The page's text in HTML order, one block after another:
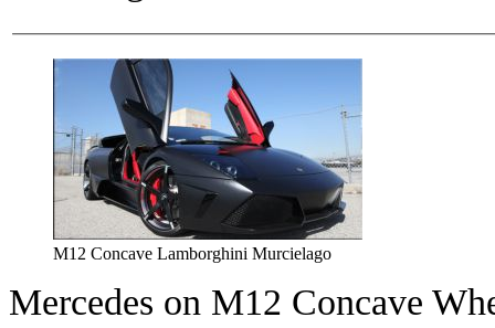
M12 Concave Lamborghini Murcielago
Mercedes on M12 Concave